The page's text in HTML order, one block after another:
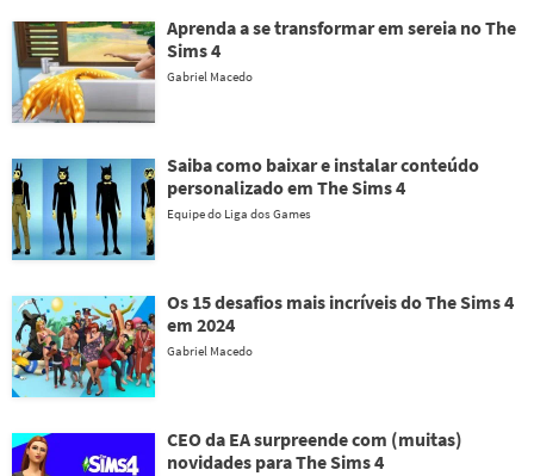
Aprenda a se transformar em sereia no The
Sims 4
Gabriel Macedo
Saiba como baixar e instalar conteúdo
personalizado em The Sims 4
Equipe do Liga dos Games
Os 15 desafios mais incríveis do The Sims 4
em 2024
Gabriel Macedo
CEO da EA surpreende com (muitas)
novidades para The Sims 4